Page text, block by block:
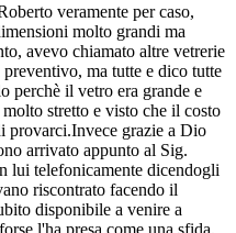
veramente per caso,
molto grandi ma
avevo chiamato altre vetrerie
ma tutte e dico tutte
perchè il vetro era grande e
stretto e visto che il costo
provarci.Invece grazie a Dio
arrivato appunto al Sig.
lui telefonicamente dicendogli
riscontrato facendo il
disponibile a venire a